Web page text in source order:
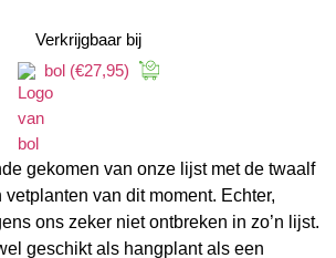
Verkrijgbaar bij
bol (€27,95)
gekomen van onze lijst met de twaalf
van dit moment. Echter,
ons zeker niet ontbreken in zo’n lijst.
geschikt als hangplant als een